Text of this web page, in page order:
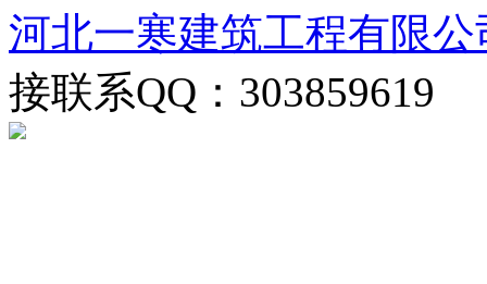
河北一寒建筑工程有限公
接联系QQ：303859619